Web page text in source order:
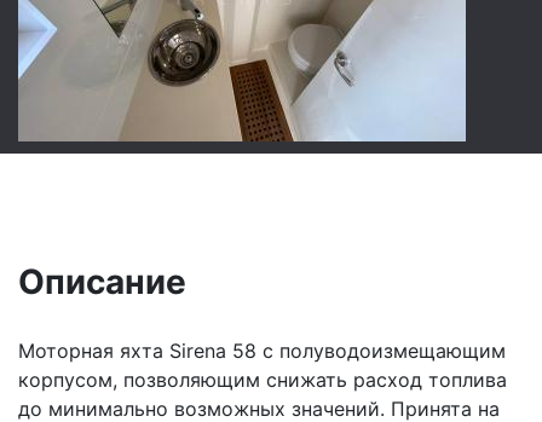
Описание
Моторная яхта Sirena 58 с полуводоизмещающим
корпусом, позволяющим снижать расход топлива
до минимально возможных значений. Принята на